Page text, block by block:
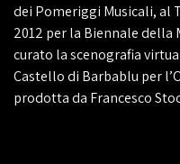
dei Pomeriggi Musicali, al
2012 per la Biennale della
curato la scenografia
Castello di Barbablu per
prodotta da Francesco